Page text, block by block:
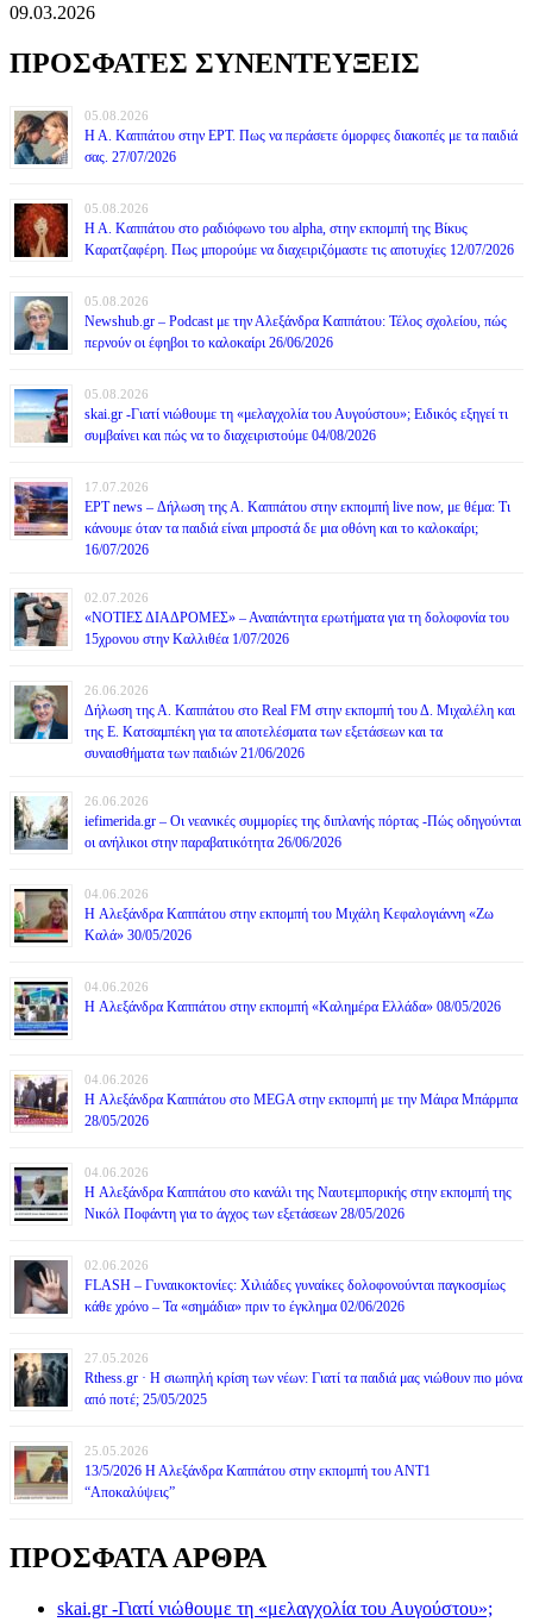
09.03.2026
ΠΡΟΣΦΑΤΕΣ ΣΥΝΕΝΤΕΥΞΕΙΣ
05.08.2026
Η Α. Καππάτου στην ΕΡΤ. Πως να περάσετε όμορφες διακοπές με τα παιδιά
σας. 27/07/2026
05.08.2026
Η Α. Καππάτου στο ραδιόφωνο του alpha, στην εκπομπή της Βίκυς
Καρατζαφέρη. Πως μπορούμε να διαχειριζόμαστε τις αποτυχίες 12/07/2026
05.08.2026
Newshub.gr – Podcast με την Αλεξάνδρα Καππάτου: Τέλος σχολείου, πώς
περνούν οι έφηβοι το καλοκαίρι 26/06/2026
05.08.2026
skai.gr -Γιατί νιώθουμε τη «μελαγχολία του Αυγούστου»; Ειδικός εξηγεί τι
συμβαίνει και πώς να το διαχειριστούμε 04/08/2026
17.07.2026
ΕΡΤ news – Δήλωση της Α. Καππάτου στην εκπομπή live now, με θέμα: Τι
κάνουμε όταν τα παιδιά είναι μπροστά δε μια οθόνη και το καλοκαίρι;
16/07/2026
02.07.2026
«ΝΟΤΙΕΣ ΔΙΑΔΡΟΜΕΣ» – Αναπάντητα ερωτήματα για τη δολοφονία του
15χρονου στην Καλλιθέα 1/07/2026
26.06.2026
Δήλωση της Α. Καππάτου στο Real FM στην εκπομπή του Δ. Μιχαλέλη και
της Ε. Κατσαμπέκη για τα αποτελέσματα των εξετάσεων και τα
συναισθήματα των παιδιών 21/06/2026
26.06.2026
iefimerida.gr – Οι νεανικές συμμορίες της διπλανής πόρτας -Πώς οδηγούνται
οι ανήλικοι στην παραβατικότητα 26/06/2026
04.06.2026
H Αλεξάνδρα Καππάτου στην εκπομπή του Μιχάλη Κεφαλογιάννη «Ζω
Καλά» 30/05/2026
04.06.2026
H Αλεξάνδρα Καππάτου στην εκπομπή «Καλημέρα Ελλάδα» 08/05/2026
04.06.2026
H Αλεξάνδρα Καππάτου στο MEGA στην εκπομπή με την Μάιρα Mπάρμπα
28/05/2026
04.06.2026
H Αλεξάνδρα Καππάτου στο κανάλι της Ναυτεμπορικής στην εκπομπή της
Νικόλ Ποφάντη για το άγχος των εξετάσεων 28/05/2026
02.06.2026
FLASH – Γυναικοκτονίες: Χιλιάδες γυναίκες δολοφονούνται παγκοσμίως
κάθε χρόνο – Τα «σημάδια» πριν το έγκλημα 02/06/2026
27.05.2026
Rthess.gr · Η σιωπηλή κρίση των νέων: Γιατί τα παιδιά μας νιώθουν πιο μόνα
από ποτέ; 25/05/2025
25.05.2026
13/5/2026 Η Αλεξάνδρα Καππάτου στην εκπομπή του ΑΝΤ1
“Αποκαλύψεις”
ΠΡΟΣΦΑΤΑ ΑΡΘΡΑ
skai.gr -Γιατί νιώθουμε τη «μελαγχολία του Αυγούστου»;